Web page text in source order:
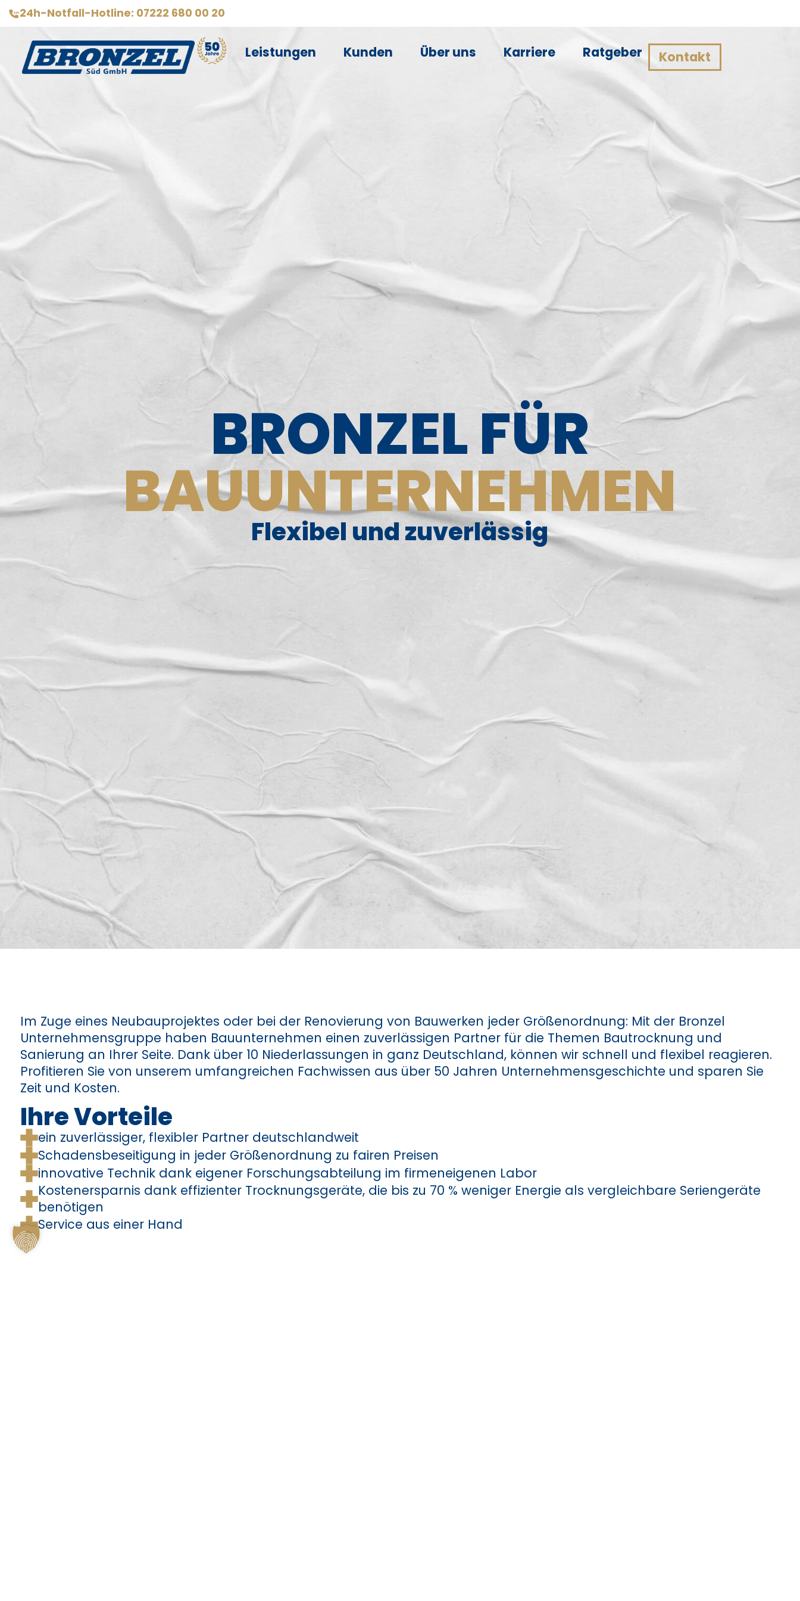
24h-Notfall-Hotline: 07222 680 00 20
Leistungen Kunden Über uns Karriere Ratgeber Kontakt
BRONZEL FÜR
BAU­UNTER­NEHMEN
Flexibel und zuverlässig
Im Zuge eines Neubauprojektes oder bei der Renovierung von Bauwerken jeder Größenordnung: Mit der Bronzel
Unternehmensgruppe haben Bauunternehmen einen zuverlässigen Partner für die Themen Bautrocknung und
Sanierung an Ihrer Seite. Dank über 10 Niederlassungen in ganz Deutschland, können wir schnell und flexibel reagieren.
Profitieren Sie von unserem umfangreichen Fachwissen aus über 50 Jahren Unternehmensgeschichte und sparen Sie
Zeit und Kosten.
Ihre Vorteile
ein zuverlässiger, flexibler Partner deutschlandweit
Schadensbeseitigung in jeder Größenordnung zu fairen Preisen
innovative Technik dank eigener Forschungsabteilung im firmeneigenen Labor
Kostenersparnis dank effizienter Trocknungsgeräte, die bis zu 70 % weniger Energie als vergleichbare Seriengeräte
benötigen
Service aus einer Hand